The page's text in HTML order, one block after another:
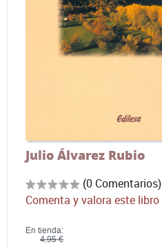
Julio Álvarez Rubio
(0 Comentarios)
Comenta y valora este libro
En tienda:
4,95 €